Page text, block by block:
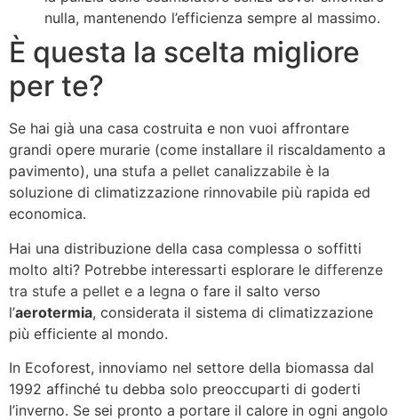
nulla, mantenendo l’efficienza sempre al massimo.
È questa la scelta migliore
per te?
Se hai già una casa costruita e non vuoi affrontare
grandi opere murarie (come installare il riscaldamento a
pavimento), una stufa a pellet canalizzabile è la
soluzione di climatizzazione rinnovabile più rapida ed
economica.
Hai una distribuzione della casa complessa o soffitti
molto alti? Potrebbe interessarti esplorare le differenze
tra stufe a pellet e a legna o fare il salto verso
l’aerotermia, considerata il sistema di climatizzazione
più efficiente al mondo.
In Ecoforest, innoviamo nel settore della biomassa dal
1992 affinché tu debba solo preoccuparti di goderti
l’inverno. Se sei pronto a portare il calore in ogni angolo